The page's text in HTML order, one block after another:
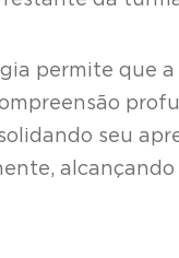
permite que a
seu
alcançando